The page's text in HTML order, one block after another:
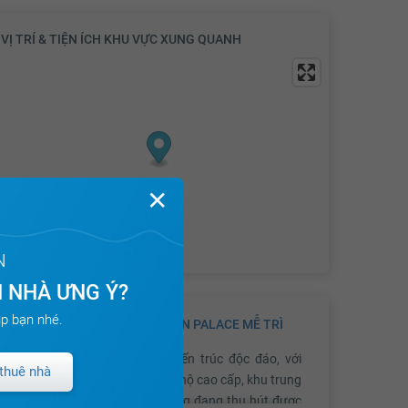
VỊ TRÍ & TIỆN ÍCH KHU VỰC XUNG QUANH
GIỚI THIỆU VỀ DỰ ÁN GOLDEN PALACE MỄ TRÌ
Golden Palace Mễ Trì
có kiến trúc độc đáo, với
chức năng liên hoàn của căn hộ cao cấp, khu trung
tâm thương mại và văn phòng đang thu hút được
✕
ƯNG Ý?
bạn nhé.
nhà